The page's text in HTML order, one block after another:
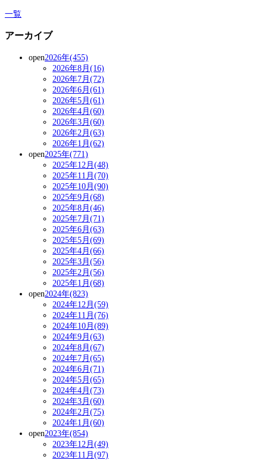
一覧
アーカイブ
open2026年(455)
2026年8月(16)
2026年7月(72)
2026年6月(61)
2026年5月(61)
2026年4月(60)
2026年3月(60)
2026年2月(63)
2026年1月(62)
open2025年(771)
2025年12月(48)
2025年11月(70)
2025年10月(90)
2025年9月(68)
2025年8月(46)
2025年7月(71)
2025年6月(63)
2025年5月(69)
2025年4月(66)
2025年3月(56)
2025年2月(56)
2025年1月(68)
open2024年(823)
2024年12月(59)
2024年11月(76)
2024年10月(89)
2024年9月(63)
2024年8月(67)
2024年7月(65)
2024年6月(71)
2024年5月(65)
2024年4月(73)
2024年3月(60)
2024年2月(75)
2024年1月(60)
open2023年(854)
2023年12月(49)
2023年11月(97)